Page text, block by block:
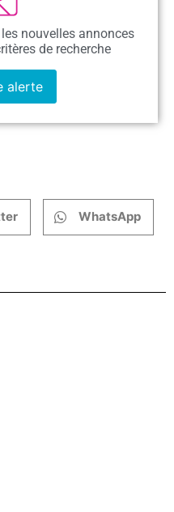
nouvelles annonces
de recherche
alerte
WhatsApp